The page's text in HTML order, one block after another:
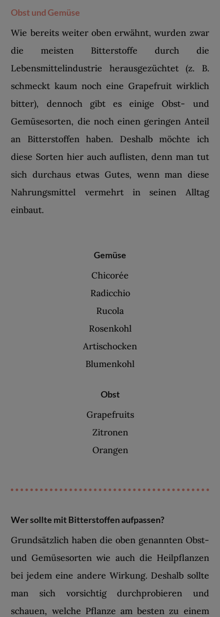
Obst und Gemüse
Wie bereits weiter oben erwähnt, wurden zwar
die meisten Bitterstoffe durch die
Lebensmittelindustrie herausgezüchtet (z. B.
schmeckt kaum noch eine Grapefruit wirklich
bitter), dennoch gibt es einige Obst- und
Gemüsesorten, die noch einen geringen Anteil
an Bitterstoffen haben. Deshalb möchte ich
diese Sorten hier auch auflisten, denn man tut
sich durchaus etwas Gutes, wenn man diese
Nahrungsmittel vermehrt in seinen Alltag
einbaut.
Gemüse
Chicorée
Radicchio
Rucola
Rosenkohl
Artischocken
Blumenkohl
Obst
Grapefruits
Zitronen
Orangen
Wer sollte mit Bitterstoffen aufpassen?
Grundsätzlich haben die oben genannten Obst-
und Gemüsesorten wie auch die Heilpflanzen
bei jedem eine andere Wirkung. Deshalb sollte
man sich vorsichtig durchprobieren und
schauen, welche Pflanze am besten zu einem